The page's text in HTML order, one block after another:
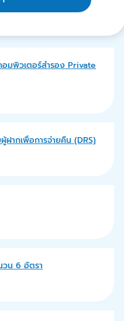
มพิวเตอร์สำรอง Private
ากเพื่อการจ่ายคืน (DRS)
วน 6 อัตรา